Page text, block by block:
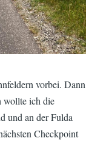
vorbei. Dann
wollte ich die
und an der Fulda
Checkpoint